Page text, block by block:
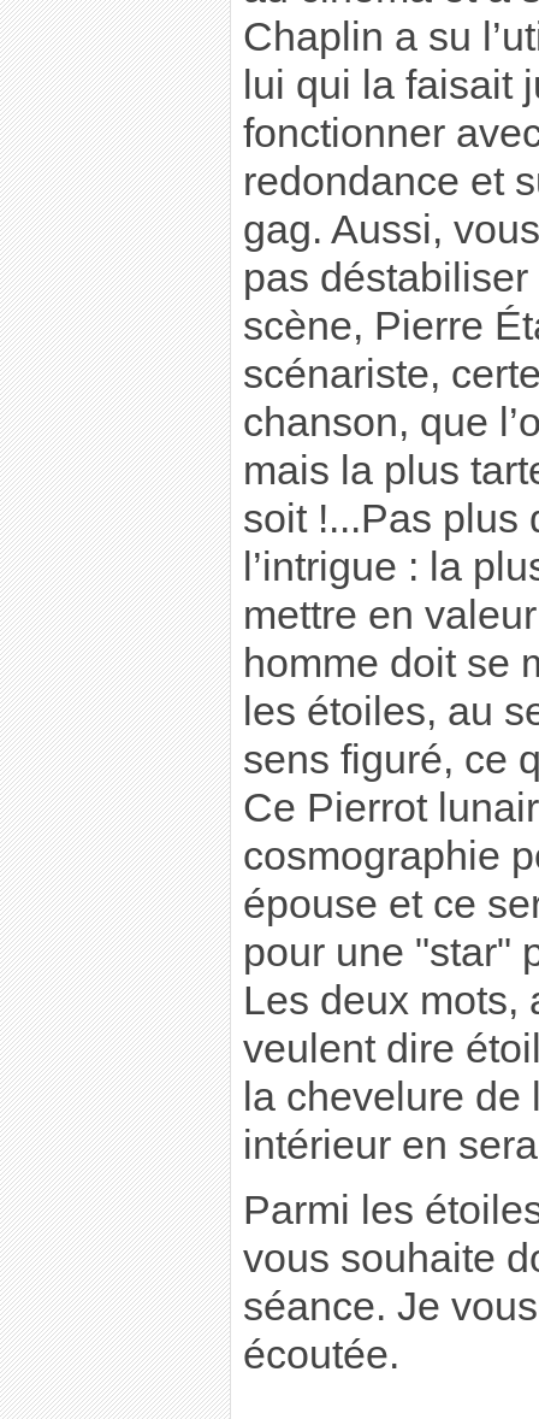
Chaplin a su
lui qui la faisait
fonctionner
redondance et
gag. Aussi,
pas
scène, Pierre
scénariste,
chanson, que
mais la plus
soit !...Pas plus
l’intrigue : la
mettre en
homme doit se
les étoiles, au
sens figuré, ce
Ce Pierrot
cosmographie
épouse et ce
pour une "star"
Les deux mots,
veulent dire
la chevelure
intérieur en
Parmi les
vous souhaite
séance. Je
écoutée.